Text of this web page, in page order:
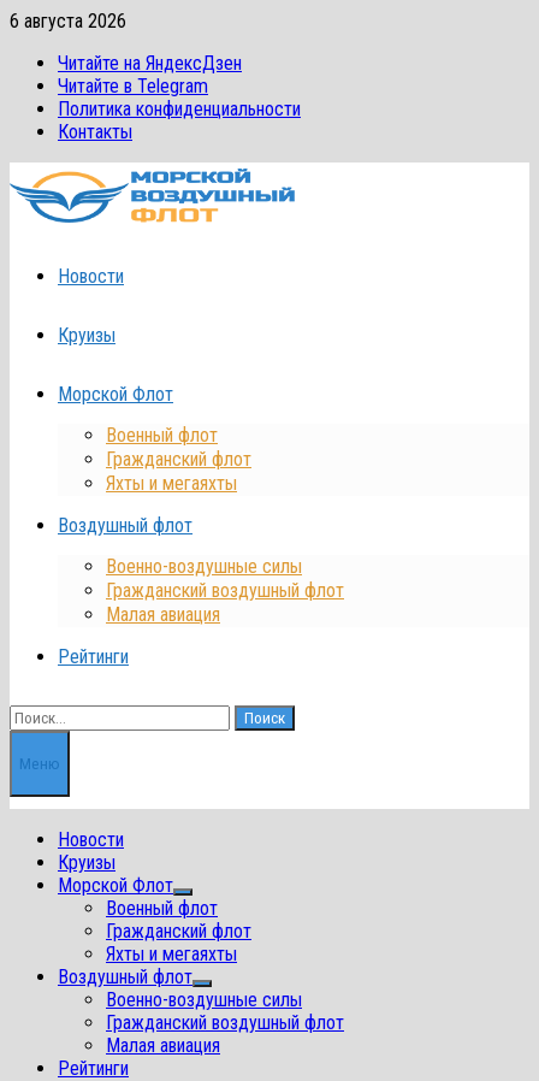
Перейти
содержимому
6 августа 2026
Читайте на ЯндексДзен
Читайте в Telegram
Политика конфиденциальности
Контакты
Новости
Круизы
Морской Флот
Военный флот
Гражданский флот
Яхты и мегаяхты
Воздушный флот
Военно-воздушные силы
Гражданский воздушный флот
Малая авиация
Рейтинги
Найти:
Меню
Новости
Круизы
Морской Флот
Показать
подменю
Военный флот
Гражданский флот
Яхты и мегаяхты
Воздушный флот
Показать
подменю
Военно-воздушные силы
Гражданский воздушный флот
Малая авиация
Рейтинги